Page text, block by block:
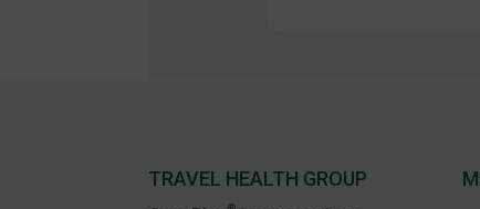
TRAVEL HEALTH GROUP